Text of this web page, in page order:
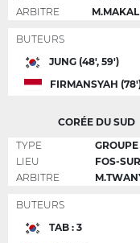
ARBITRE
BUTEURS
JUNG (48', 59')
FIRMANSYAH
CORÉE DU SUD
TYPE
LIEU
FOS-
ARBITRE
BUTEURS
TAB : 3